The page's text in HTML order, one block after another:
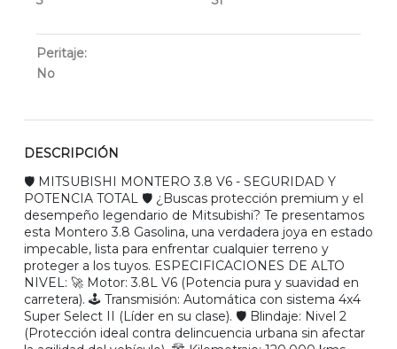
Peritaje:
No
DESCRIPCIÓN
🛡️ MITSUBISHI MONTERO 3.8 V6 - SEGURIDAD Y
POTENCIA TOTAL 🛡️ ¿Buscas protección premium y el
desempeño legendario de Mitsubishi? Te presentamos
esta Montero 3.8 Gasolina, una verdadera joya en estado
impecable, lista para enfrentar cualquier terreno y
proteger a los tuyos. ESPECIFICACIONES DE ALTO
NIVEL: 🚀 Motor: 3.8L V6 (Potencia pura y suavidad en
carretera). 🕹️ Transmisión: Automática con sistema 4x4
Super Select II (Líder en su clase). 🛡️ Blindaje: Nivel 2
(Protección ideal contra delincuencia urbana sin afectar